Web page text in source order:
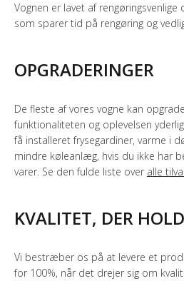
Vognen er lavet af
som sparer tid på rengøring og
OPGRADERINGER
De fleste af vores vogne kan
funktionaliteten og oplevelsen
få installeret frysegardiner, varme i
mindre køleanlæg, hvis du ikke har
varer. Se den fulde liste over alle
KVALITET, DER
Vi bestræber os på at levere et
for 100%, når det drejer sig om